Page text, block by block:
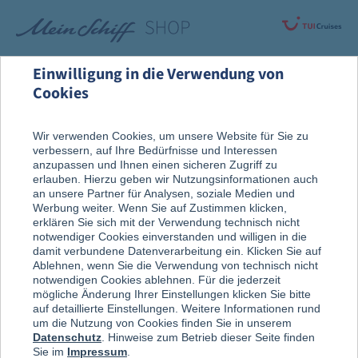
Rund um die Kreuzfahrt
Vor der Reise
Reise, Ausflug & An Bord
Einwilligung in die Verwendung von
Cookies
Wir verwenden Cookies, um unsere Website für Sie zu
verbessern, auf Ihre Bedürfnisse und Interessen
anzupassen und Ihnen einen sicheren Zugriff zu
erlauben. Hierzu geben wir Nutzungsinformationen auch
an unsere Partner für Analysen, soziale Medien und
Werbung weiter. Wenn Sie auf Zustimmen klicken,
erklären Sie sich mit der Verwendung technisch nicht
notwendiger Cookies einverstanden und willigen in die
damit verbundene Datenverarbeitung ein. Klicken Sie auf
Ablehnen, wenn Sie die Verwendung von technisch nicht
notwendigen Cookies ablehnen. Für die jederzeit
mögliche Änderung Ihrer Einstellungen klicken Sie bitte
auf detaillierte Einstellungen. Weitere Informationen rund
um die Nutzung von Cookies finden Sie in unserem
Datenschutz . Hinweise zum Betrieb dieser Seite finden
Sie im Impressum